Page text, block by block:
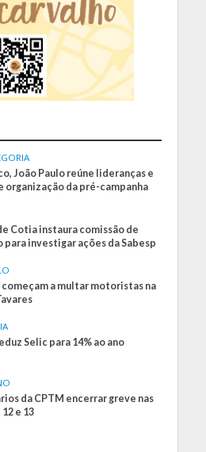
João Paulo reúne lideranças e
da pré-campanha
Cotia instaura comissão de
investigar ações da Sabesp
começam a multar motoristas na
Selic para 14% ao ano
da CPTM encerrar greve nas
12 e 13